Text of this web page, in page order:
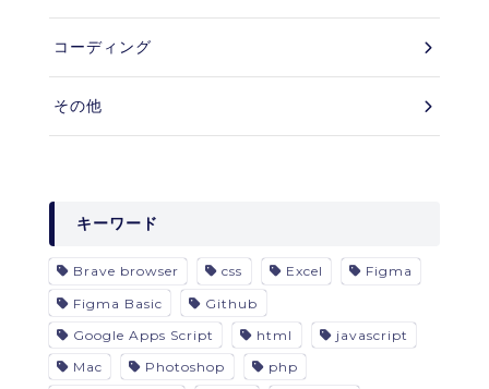
コーディング
その他
キーワード
Brave browser css Excel
Figma
Figma Basic
Github
Google Apps Script
html
javascript
Mac
Photoshop
php